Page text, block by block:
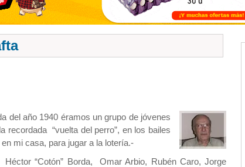
del año 1940 éramos un grupo de jóvenes
recordada “vuelta del perro”, en los bailes
mi casa, para jugar a la lotería.-
“Cotón” Borda, Omar Arbio, Rubén Caro, Jorge